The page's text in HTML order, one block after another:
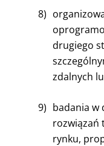
8)
drugiego
zdalnych
9) badania w
rozwiązań
rynku,